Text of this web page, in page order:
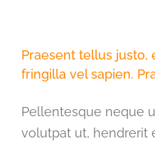
Praesent tellus justo,
fringilla vel sapien.
Pellentesque neque
volutpat ut, hendrerit